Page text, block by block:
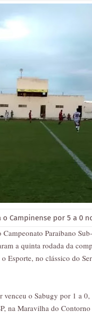
o Campinense por 5 a 0
Paraibano
a quinta rodada da
Esporte, no clássico do
o Sabugy por 1 a
na Maravilha do